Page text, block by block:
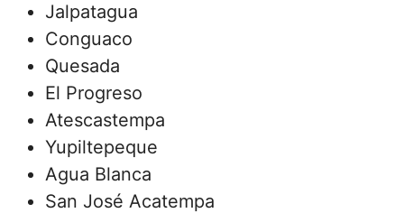
Jalpatagua
Conguaco
Quesada
El Progreso
Atescastempa
Yupiltepeque
Agua Blanca
San José Acatempa